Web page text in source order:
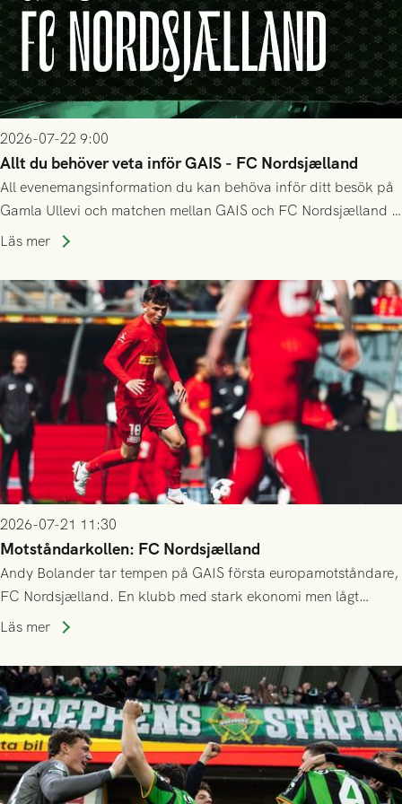
2026-07-22 9:00
Allt du behöver veta inför GAIS - FC Nordsjælland
All evenemangsinformation du kan behöva inför ditt besök på
Gamla Ullevi och matchen mellan GAIS och FC Nordsjælland i
kvalet till Conference League! Avspark kl 19.00 på torsdag
Läs mer
2026-07-21 11:30
Motståndarkollen: FC Nordsjælland
Andy Bolander tar tempen på GAIS första europamotståndare,
FC Nordsjælland. En klubb med stark ekonomi men lågt
publiksnitt, ett lag med både kollektiv styrka och individuell
Läs mer